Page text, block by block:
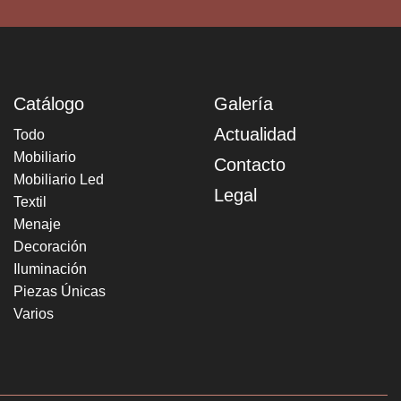
Catálogo
Todo
Mobiliario
Mobiliario Led
Textil
Menaje
Decoración
Iluminación
Piezas Únicas
Varios
Galería
Actualidad
Contacto
Legal